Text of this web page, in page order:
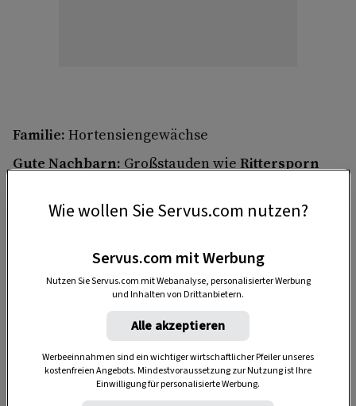
Familie: Hortensiengewächse
Gute Nachbarn: Großstauden wie Rittersporn
lange blühen. Auch unter einemtief wurzelnden
schützen die Blätter des Baumes vor starkem
Regen, Wind und praller Mittagssonne. Zu Füßen
der Hortensien machen sich Schattenstauden wie
Waldgeißbart,Sterndolde
Storchschnabel,TrollblumeundElfenblume
Wie wollen Sie Servus.com nutzen?
Servus.com mit Werbung
Nutzen Sie Servus.com mit Webanalyse, personalisierter Werbung
und Inhalten von Drittanbietern.
Alle akzeptieren
Werbeeinnahmen sind ein wichtiger wirtschaftlicher Pfeiler unseres
kostenfreien Angebots. Mindestvoraussetzung zur Nutzung ist Ihre
Einwilligung für personalisierte Werbung.